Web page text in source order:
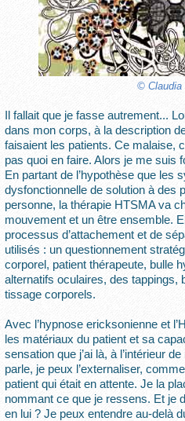
© Claudia
Il fallait que je fasse autrement... Longtemps j’ai ressenti un poids
dans mon corps, à la description
faisaient les patients. Ce malaise,
pas quoi en faire. Alors je me suis
En partant de l’hypothèse que les
dysfonctionnelle de solution à des
personne, la thérapie HTSMA va
mouvement et un être ensemble.
processus d’attachement et de
utilisés : un questionnement
corporel, patient thérapeute, bulle
alternatifs oculaires, des tappings,
tissage corporels.
Avec l’hypnose ericksonienne et
les matériaux du patient et sa
sensation que j’ai là, à l’intérieur
parle, je peux l’externaliser,
patient qui était en attente. Je la
nommant ce que je ressens. Et je
en lui ? Je peux entendre au-delà